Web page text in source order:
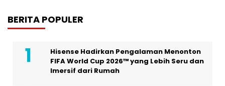
BERITA POPULER
Hisense Hadirkan Pengalaman Menonton
FIFA World Cup 2026™ yang Lebih Seru dan
Imersif dari Rumah